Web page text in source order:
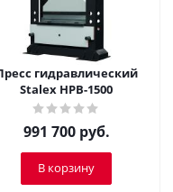
гидравлический
Stalex HPB-1500
991 700руб.
В корзину